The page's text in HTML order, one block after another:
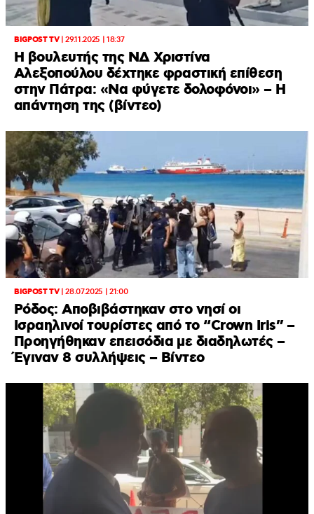
BIGPOST TV|29.11.2025 | 18:37
Η βουλευτής της ΝΔ Χριστίνα
Αλεξοπούλου δέχτηκε φραστική επίθεση
στην Πάτρα: «Να φύγετε δολοφόνοι» – H
απάντηση της (βίντεο)
BIGPOST TV|28.07.2025 | 21:00
Ρόδος: Αποβιβάστηκαν στο νησί οι
Ισραηλινοί τουρίστες από το “Crown Iris” –
Προηγήθηκαν επεισόδια με διαδηλωτές –
Έγιναν 8 συλλήψεις – Βίντεο